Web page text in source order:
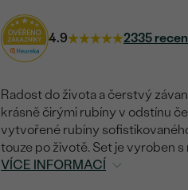
4.9 2335
Radost do života a čerstvý
krásně čirými rubíny v odstínu
vytvořené rubíny
touze po životě. Set je vyroben
VÍCE INFORMACÍ